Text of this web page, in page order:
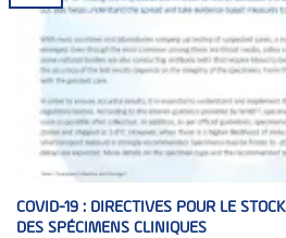
COVID-19 : DIRECTIVES POUR LE
DES SPÉCIMENS CLINIQUES